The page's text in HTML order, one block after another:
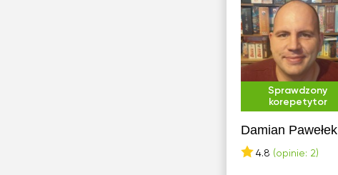
Sprawdzony
korepetytor
Damian Pawełek
4.8 (opinie: 2)